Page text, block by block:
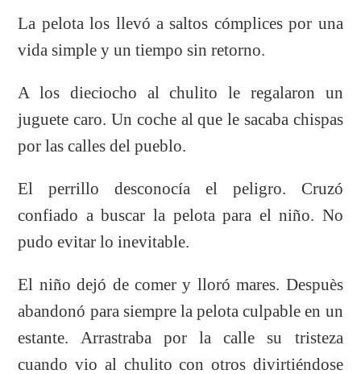
La pelota los llevó a saltos cómplices por una
vida simple y un tiempo sin retorno.
A los dieciocho al chulito le regalaron un
juguete caro. Un coche al que le sacaba chispas
por las calles del pueblo.
El perrillo desconocía el peligro. Cruzó
confiado a buscar la pelota para el niño. No
pudo evitar lo inevitable.
El niño dejó de comer y lloró mares. Despuès
abandonó para siempre la pelota culpable en un
estante. Arrastraba por la calle su tristeza
cuando vio al chulito con otros divirtiéndose